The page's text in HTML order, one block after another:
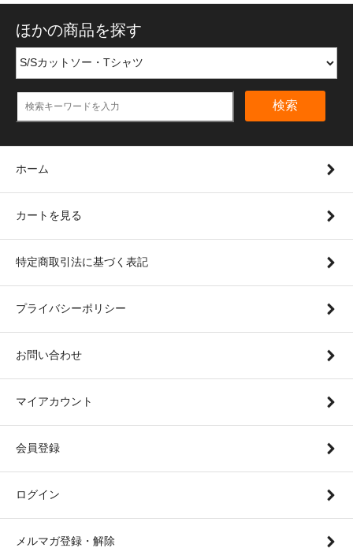
ほかの商品を探す
検索
ホーム
カートを見る
特定商取引法に基づく表記
プライバシーポリシー
お問い合わせ
マイアカウント
会員登録
ログイン
メルマガ登録・解除